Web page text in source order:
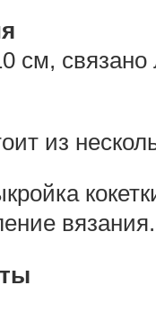
см,
из
вязания.